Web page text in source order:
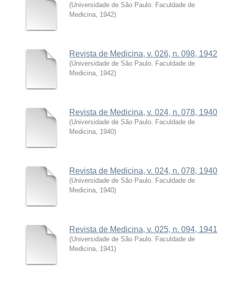
(Universidade de São Paulo. Faculdade de
Medicina 1942)
Revista de Medicina, v. 026, n. 098, 1942
(Universidade de São Paulo. Faculdade de
Medicina 1942)
Revista de Medicina, v. 024, n. 078, 1940
(Universidade de São Paulo. Faculdade de
Medicina 1940)
Revista de Medicina, v. 024, n. 078, 1940
(Universidade de São Paulo. Faculdade de
Medicina 1940)
Revista de Medicina, v. 025, n. 094, 1941
(Universidade de São Paulo. Faculdade de
Medicina 1941)